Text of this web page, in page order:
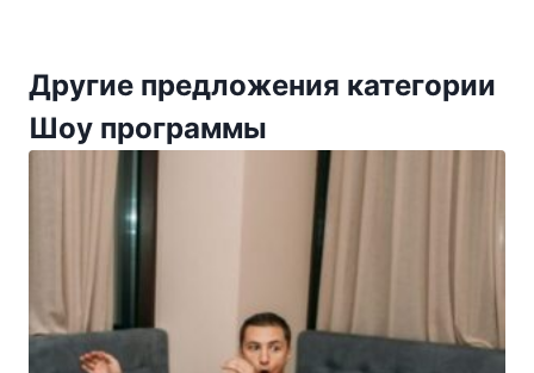
Другие предложения категории
Шоу программы